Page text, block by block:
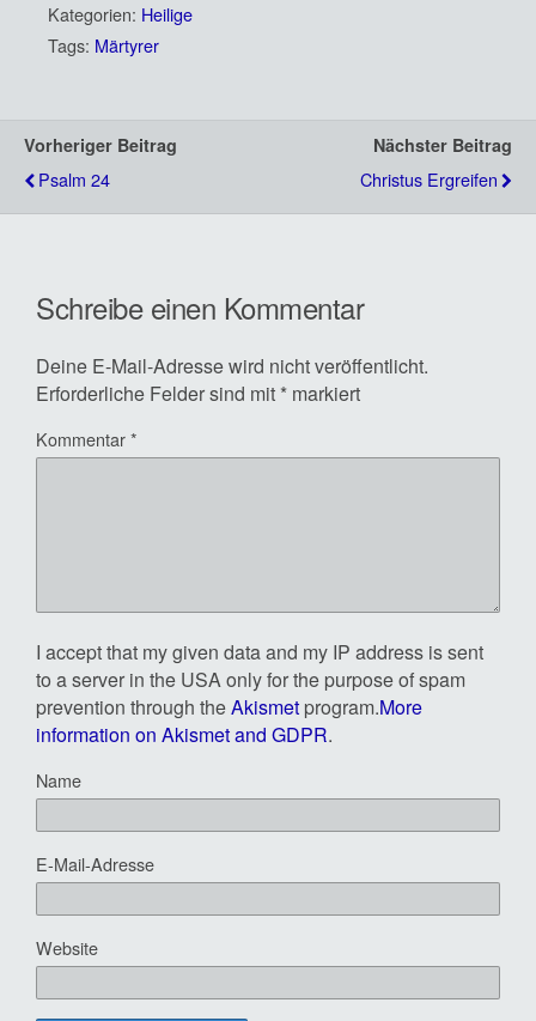
Kategorien: Heilige
Tags: Märtyrer
Vorheriger Beitrag
Psalm 24
Nächster Beitrag
Christus Ergreifen
Schreibe einen Kommentar
Deine E-Mail-Adresse wird nicht veröffentlicht.
Erforderliche Felder sind mit * markiert
Kommentar*
I accept that my given data and my IP address is sent
to a server in the USA only for the purpose of spam
prevention through theAkismet program.More
information on Akismet and GDPR.
Name
E-Mail-Adresse
Website